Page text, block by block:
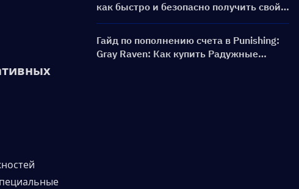
как быстро и безопасно получить свой
первый World Lock
Гайд по пополнению счета в Punishing:
Gray Raven: Как купить Радужные